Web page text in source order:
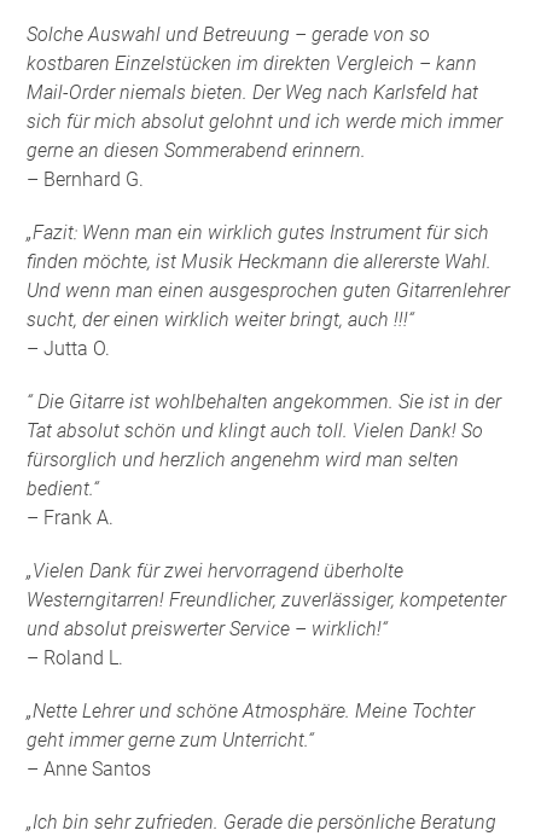
Solche Auswahl und Betreuung – gerade von so
kostbaren Einzelstücken im direkten Vergleich – kann
Mail-Order niemals bieten. Der Weg nach Karlsfeld hat
sich für mich absolut gelohnt und ich werde mich immer
gerne an diesen Sommerabend erinnern.
– Bernhard G.
„Fazit: Wenn man ein wirklich gutes Instrument für sich
finden möchte, ist Musik Heckmann die allererste Wahl.
Und wenn man einen ausgesprochen guten Gitarrenlehrer
sucht, der einen wirklich weiter bringt, auch !!!“
– Jutta O.
“ Die Gitarre ist wohlbehalten angekommen. Sie ist in der
Tat absolut schön und klingt auch toll. Vielen Dank! So
fürsorglich und herzlich angenehm wird man selten
bedient.“
– Frank A.
„Vielen Dank für zwei hervorragend überholte
Westerngitarren! Freundlicher, zuverlässiger, kompetenter
und absolut preiswerter Service – wirklich!“
– Roland L.
„Nette Lehrer und schöne Atmosphäre. Meine Tochter
geht immer gerne zum Unterricht.“
– Anne Santos
„Ich bin sehr zufrieden. Gerade die persönliche Beratung